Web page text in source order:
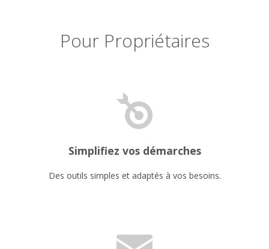
Pour Propriétaires
Simplifiez vos démarches
Des outils simples et adaptés à vos besoins.